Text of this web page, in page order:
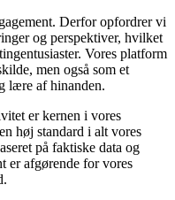
Derfor opfordrer vi
og perspektiver, hvilket
Vores platform
men også som et
lære af hinanden.
er kernen i vores
høj standard i alt vores
på faktiske data og
er afgørende for vores